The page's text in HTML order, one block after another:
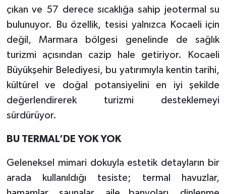
çıkan ve 57 derece sıcaklığa sahip jeotermal su
bulunuyor. Bu özellik, tesisi yalnızca Kocaeli için
değil, Marmara bölgesi genelinde de sağlık
turizmi açısından cazip hale getiriyor. Kocaeli
Büyükşehir Belediyesi, bu yatırımıyla kentin tarihi,
kültürel ve doğal potansiyelini en iyi şekilde
değerlendirerek turizmi desteklemeyi
sürdürüyor.
BU TERMAL’DE YOK YOK
Geleneksel mimari dokuyla estetik detayların bir
arada kullanıldığı tesiste; termal havuzlar,